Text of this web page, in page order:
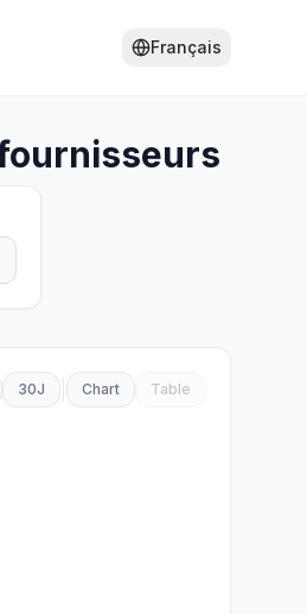
Français
30J Chart Table